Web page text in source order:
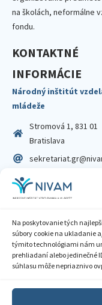
Na poskytovanie tých
súbory cookie na ukladanie
týmito technológiami nám
prehliadaní alebo jedinečné
súhlasu môže nepriaznivo
na školách, neformálne
fondu.
KONTAKTNÉ
INFORMÁCIE
Národný inštitút
mládeže
Stromová 1, 831 01
Bratislava
IČO: 00164348
DIČ: 2020798714